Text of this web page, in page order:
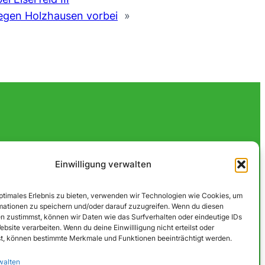
Einwilligung verwalten
Erlebnis zu bieten, verwenden wir Technologien wie Cookies, um
zu speichern und/oder darauf zuzugreifen. Wenn du diesen
zustimmst, können wir Daten wie das Surfverhalten oder eindeutige IDs
verarbeiten. Wenn du deine Einwillligung nicht erteilst oder
können bestimmte Merkmale und Funktionen beeinträchtigt werden.
Holzhausen vorbei »